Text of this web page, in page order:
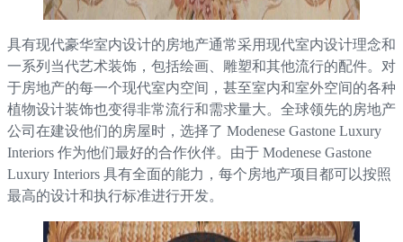
具有现代豪华室内设计的房地产通常采用现代室内设计理念和
一系列当代艺术装饰，包括绘画、雕塑和其他流行的配件。对
于房地产的每一个现代室内空间，甚至室内和室外空间的各种
植物设计装饰也变得非常流行和需求量大。全球领先的房地产
公司在建设他们的房屋时，选择了 Modenese Gastone Luxury
Interiors 作为他们最好的合作伙伴。由于 Modenese Gastone
Luxury Interiors 具有全面的能力，每个房地产项目都可以按照
最高的设计和执行标准进行开发。